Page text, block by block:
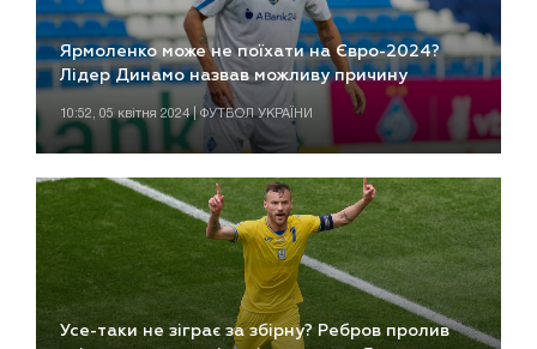
Ярмоленко може не поїхати на Євро-2024?
Лідер Динамо назвав можливу причину
10:52, 05 квітня 2024 | ФУТБОЛ УКРАЇНИ
Усе-таки не зіграє за збірну? Ребров пролив